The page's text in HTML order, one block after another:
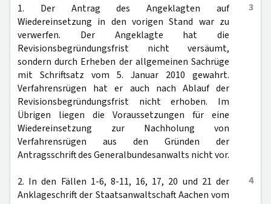
3
1. Der Antrag des Angeklagten auf
Wiedereinsetzung in den vorigen Stand war zu
verwerfen. Der Angeklagte hat die
Revisionsbegründungsfrist nicht versäumt,
sondern durch Erheben der allgemeinen Sachrüge
mit Schriftsatz vom 5. Januar 2010 gewahrt.
Verfahrensrügen hat er auch nach Ablauf der
Revisionsbegründungsfrist nicht erhoben. Im
Übrigen liegen die Voraussetzungen für eine
Wiedereinsetzung zur Nachholung von
Verfahrensrügen aus den Gründen der
Antragsschrift des Generalbundesanwalts nicht vor.
4
2. In den Fällen 1-6, 8-11, 16, 17, 20 und 21 der
Anklageschrift der Staatsanwaltschaft Aachen vom